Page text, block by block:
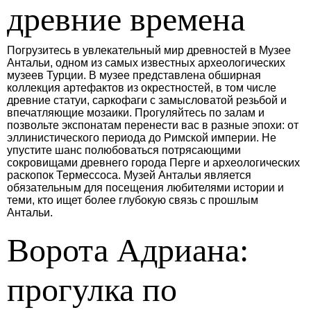
древние времена
Погрузитесь в увлекательный мир древностей в Музее
Антальи, одном из самых известных археологических
музеев Турции. В музее представлена обширная
коллекция артефактов из окрестностей, в том числе
древние статуи, саркофаги с замысловатой резьбой и
впечатляющие мозаики. Прогуляйтесь по залам и
позвольте экспонатам перенести вас в разные эпохи: от
эллинистического периода до Римской империи. Не
упустите шанс полюбоваться потрясающими
сокровищами древнего города Перге и археологических
раскопок Термессоса. Музей Антальи является
обязательным для посещения любителями истории и
теми, кто ищет более глубокую связь с прошлым
Антальи.
Ворота Адриана:
прогулка по